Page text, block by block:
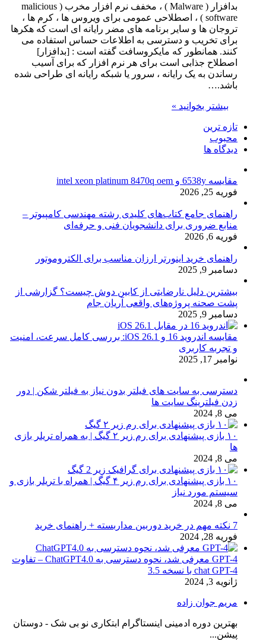
بدافزار ( Malware ) ، مخفف نرم افزار مخرب ( malicious
software ) ، اصطلاحی عمومی برای ویروس ها ، کرم ها ،
تروجان ها و سایر برنامه های مضر رایانه ای است که هکرها
برای تخریب و دسترسی به اطلاعات حساس استفاده می
کنند. همانطور که مایکروسافت گفته است : [بدافزار]
اصطلاح جذابی است برای هر نرم افزار که برای آسیب
رساندن به یک رایانه ، سرور یا شبکه رایانه ای طراحی شده
باشد.…
بیشتر بخوانید »
تازه ترین
محبوب
دیدگاه ها
مقایسه 6538y و intel xeon platinum 8470q oem
فوریه 25, 2026
راهنمای جامع کتاب‌های کلیدی رشته مهندسی کامپیوتر –
منابع ضروری برای دانشجویان فنی و حرفه‌ای
فوریه 6, 2026
راهنمای خرید اینورتر ارزان مناسب برای الکتروموتور
دسامبر 9, 2025
بیشترین دلیل نارضایتی از کابین دوش چیست؟ گزارشی از
پشت صحنه پروژه‌های واقعی آریان جام
دسامبر 9, 2025
مقایسه اندروید 16 و iOS 26.1: بررسی کامل سرعت، امنیت
و تجربه کاربری
نوامبر 17, 2025
دسترسی به سایت های فیلتر بدون نیاز به فیلتر شکن | دور
زدن فیلترینگ سایت ها
می 8, 2024
۱۰ بازی پیشنهادی برای رم زیر ۲ گیگ | به همراه تریلر بازی
ها
می 8, 2024
۱۰ بازی پیشنهادی برای رم زیر ۴ گیگ | همراه با تریلر بازی و
سیستم مورد نیاز
می 8, 2024
7 نکته مهم در خرید دوربین مداربسته + راهنمای خرید
فوریه 28, 2024
GPT-4 معرفی شد، نحوه دسترسی به ChatGPT4.0 – تفاوت
chat GPT-4 با نسخه 3.5
ژانویه 3, 2024
مریم جوان زاده
بهترین دوره ادمینی اینستاگرام ابتکاری نو بی شک - دوستان
پیشن...